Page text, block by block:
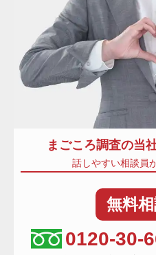
まごころ調査の当
話しやすい相談員
無料
0120-30-